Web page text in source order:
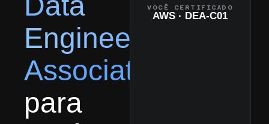
Engineer
Associate
para
VOCÊ CERTIFICADO
AWS · DEA-C01